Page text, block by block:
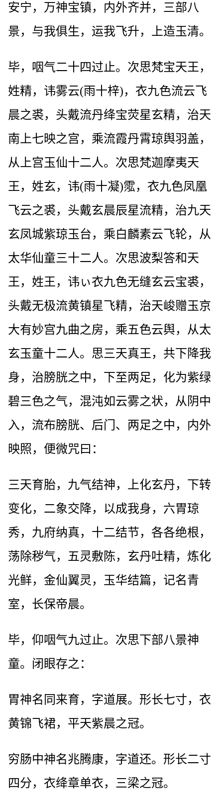
安宁，万神宝镇，内外齐并，三部八
景，与我俱生，运我飞升，上造玉清。
毕，咽气二十四过止。次思梵宝天王，
姓精，讳雾云(雨十梓)，衣九色流云飞
晨之裘，头戴流丹绛宝荧星玄精，治天
南上七映之宫，乘流霞丹霄琼舆羽盖，
从上宫玉仙十二人。次思梵迦摩夷天
王，姓玄，讳(雨十凝)霐，衣九色凤凰
飞云之裘，头戴玄晨辰星流精，治九天
玄凤城紫琼玉台，乘白麟素云飞轮，从
太华仙童三十二人。次思波梨答和天
王，姓王，讳ぃ衣九色无缝玄云宝裘，
头戴无极流黄镇星飞精，治天峻赠玉京
大有妙宫九曲之房，乘五色云舆，从太
玄玉童十二人。思三天真王，共下降我
身，治膀胱之中，下至两足，化为紫绿
碧三色之气，混沌如云雾之状，从阴中
入，流布膀胱、后门、两足之中，内外
映照，便微咒曰：
三天育胎，九气结神，上化玄丹，下转
变化，二象交降，以成我身，六胃琼
秀，九府纳真，十二结节，各各绝根，
荡除秽气，五灵敷陈，玄丹吐精，炼化
光鲜，金仙翼灵，玉华结篇，记名青
室，长保帝晨。
毕，仰咽气九过止。次思下部八景神
童。闭眼存之：
胃神名同来育，字道展。形长七寸，衣
黄锦飞裙，平天紫晨之冠。
穷肠中神名兆腾康，字道还。形长二寸
四分，衣绛章单衣，三梁之冠。